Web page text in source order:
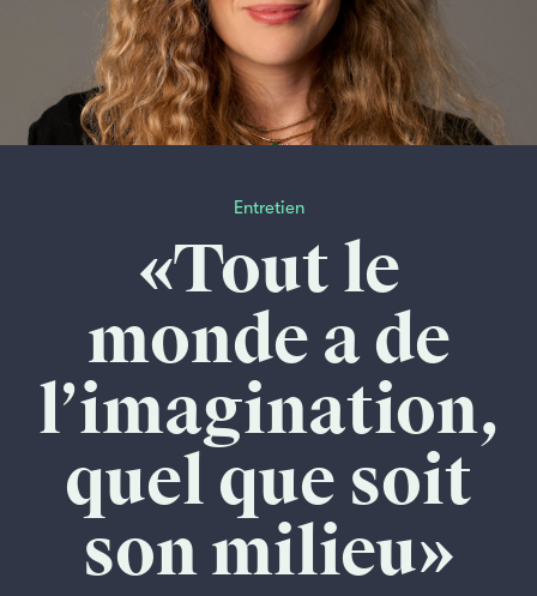
Entretien
«Tout le
monde a de
l’imagination,
quel que soit
son milieu»